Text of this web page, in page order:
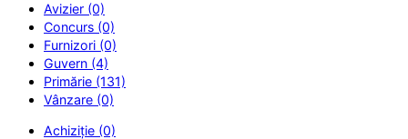
Avizier (0)
Concurs (0)
Furnizori (0)
Guvern (4)
Primărie (131)
Vânzare (0)
Achiziție (0)